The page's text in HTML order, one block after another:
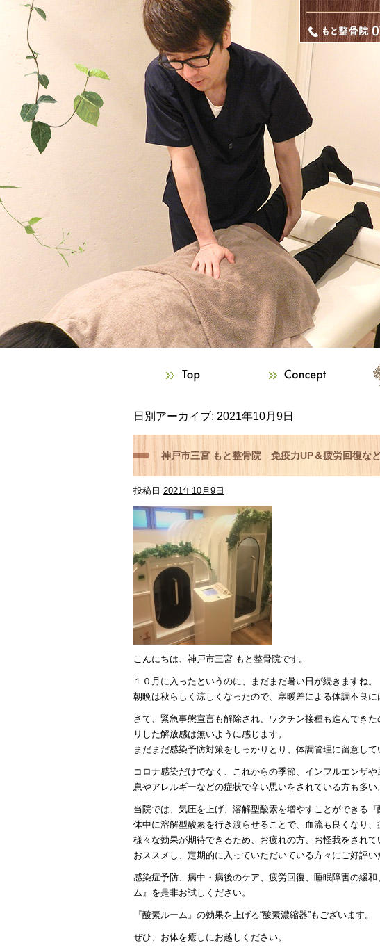
日別アーカイブ: 2021年10月9日
神戸市三宮 もと整骨院 免疫力UP＆疲労回復な
投稿日 2021年10月9日
こんにちは、神戸市三宮 もと整骨院です。
１０月に入ったというのに、まだまだ暑い日が続きますね。
朝晩は秋らしく涼しくなったので、寒暖差による体調不良に
さて、緊急事態宣言も解除され、ワクチン接種も進んでき
リした解放感は無いように感じます。
まだまだ感染予防対策をしっかりとり、体調管理に留意して
コロナ感染だけでなく、これからの季節、インフルエンザ
息やアレルギーなどの症状で辛い思いをされている方も多い
当院では、気圧を上げ、溶解型酸素を増やすことができる『
体中に溶解型酸素を行き渡らせることで、血流も良くなり
様々な効果が期待できるため、お疲れの方、お怪我をされ
おススメし、定期的に入っていただいている方々にご好評い
感染症予防、病中・病後のケア、疲労回復、睡眠障害の緩
ム』を是非お試しください。
『酸素ルーム』の効果を上げる“酸素濃縮器”もございます。
ぜひ、お体を癒しにお越しください。